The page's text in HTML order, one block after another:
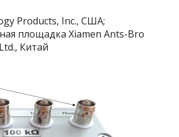
Products, Inc., США;
площадка Xiamen Ants-Bro
Китай